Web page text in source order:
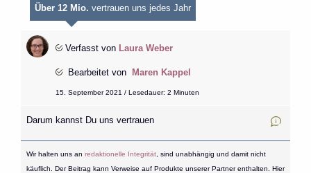
Über 12 Mio. vertrauen uns jedes Jahr
Verfasst von Laura Weber
Bearbeitet von Maren Kappel
15. September 2021 / Lesedauer: 2 Minuten
Darum kannst Du uns vertrauen
Wir halten uns an redaktionelle Integrität, sind unabhängig und damit nicht
käuflich. Der Beitrag kann Verweise auf Produkte unserer Partner enthalten. Hier